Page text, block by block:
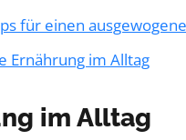
für einen
Ernährung im Alltag
im Alltag